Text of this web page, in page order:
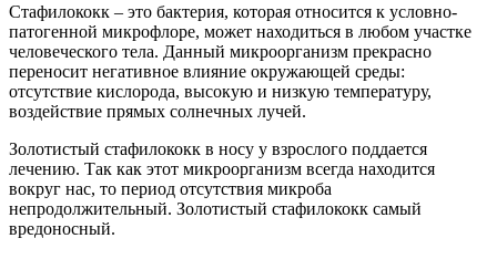
Стафилококк – это бактерия, которая относится к условно-
патогенной микрофлоре, может находиться в любом участке
человеческого тела. Данный микроорганизм прекрасно
переносит негативное влияние окружающей среды:
отсутствие кислорода, высокую и низкую температуру,
воздействие прямых солнечных лучей.
Золотистый стафилококк в носу у взрослого поддается
лечению. Так как этот микроорганизм всегда находится
вокруг нас, то период отсутствия микроба
непродолжительный. Золотистый стафилококк самый
вредоносный.